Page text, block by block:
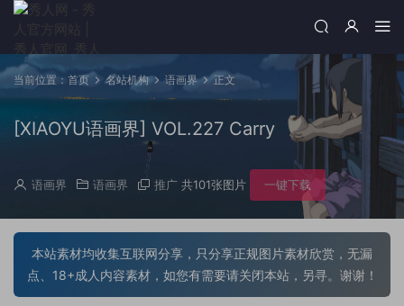
当前位置： 首页 名站机构 语画界 正文
[XIAOYU语画界] VOL.227 Carry
语画界 语画界 推广 共101张图片 一键下载
本站素材均收集互联网分享，只分享正规图片素材欣赏，无漏
点、18+成人内容素材，如您有需要请关闭本站，另寻。谢谢！